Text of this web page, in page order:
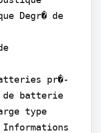
Degr� de
pr�-
de batterie
type
Informations